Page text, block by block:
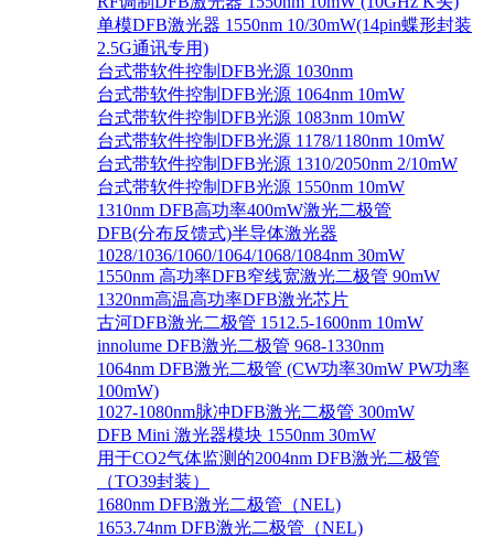
单模DFB激光器 1550nm 10/30mW(14pin蝶形封装
2.5G通讯专用)
台式带软件控制DFB光源 1030nm
台式带软件控制DFB光源 1064nm 10mW
台式带软件控制DFB光源 1083nm 10mW
台式带软件控制DFB光源 1178/1180nm 10mW
台式带软件控制DFB光源 1310/2050nm 2/10mW
台式带软件控制DFB光源 1550nm 10mW
1310nm DFB高功率400mW激光二极管
DFB(分布反馈式)半导体激光器
1028/1036/1060/1064/1068/1084nm 30mW
1550nm 高功率DFB窄线宽激光二极管 90mW
1320nm高温高功率DFB激光芯片
古河DFB激光二极管 1512.5-1600nm 10mW
innolume DFB激光二极管 968-1330nm
1064nm DFB激光二极管 (CW功率30mW PW功率
100mW)
1027-1080nm脉冲DFB激光二极管 300mW
DFB Mini 激光器模块 1550nm 30mW
用于CO2气体监测的2004nm DFB激光二极管
（TO39封装）
1680nm DFB激光二极管（NEL)
1653.74nm DFB激光二极管（NEL)